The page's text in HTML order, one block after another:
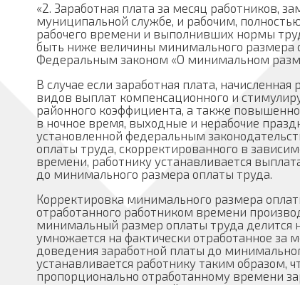
«2. Заработная плата за месяц работников,
муниципальной службе, и рабочим,
рабочего времени и выполнивших нормы
быть ниже величины минимального размера
Федеральным законом «О минимальном
В случае если заработная плата,
видов выплат компенсационного и
районного коэффициента, а также
в ночное время, выходные и нерабочие
установленной федеральным
оплаты труда, скорректированного в
времени, работнику устанавливается
до минимального размера оплаты труда.
Корректировка минимального размера
отработанного работником времени
минимальный размер оплаты труда делится
умножается на фактически отработанное за
доведения заработной платы до
устанавливается работнику таким образом,
пропорционально отработанному времени